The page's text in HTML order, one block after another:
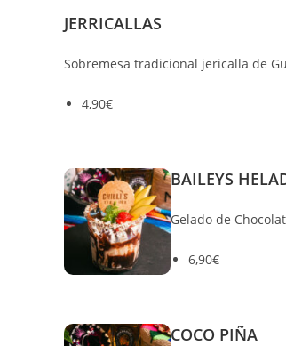
JERRICALLAS
Sobremesa tradicional jericalla de
4,90€
BAILEYS
Gelado de
6,90€
COCO PIÑA